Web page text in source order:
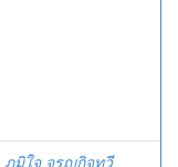
ภูมิใจ จรูญกิจทวี